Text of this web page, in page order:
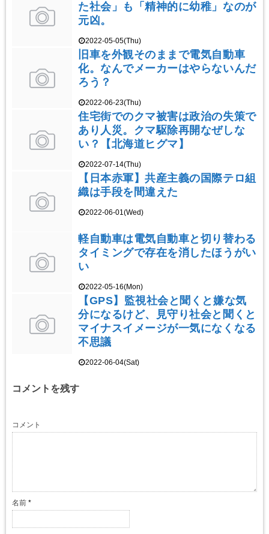
た社会」も「精神的に幼稚」なのが
元凶。
2022-05-05(Thu)
旧車を外観そのままで電気自動車
化。なんでメーカーはやらないんだ
ろう？
2022-06-23(Thu)
住宅街でのクマ被害は政治の失策で
あり人災。クマ駆除再開なぜしな
い？【北海道ヒグマ】
2022-07-14(Thu)
【日本赤軍】共産主義の国際テロ組
織は手段を間違えた
2022-06-01(Wed)
軽自動車は電気自動車と切り替わる
タイミングで存在を消したほうがい
い
2022-05-16(Mon)
【GPS】監視社会と聞くと嫌な気
分になるけど、見守り社会と聞くと
マイナスイメージが一気になくなる
不思議
2022-06-04(Sat)
コメントを残す
コメント
名前 *